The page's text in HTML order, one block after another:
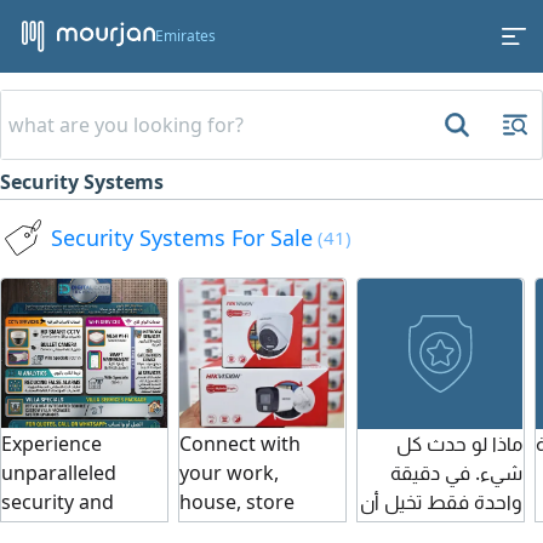
Emirates
Security Systems
Security Systems For Sale (41)
Experience
unparalleled
security and
connectivity with
Connect with
your work,
house, store
from your
ماذا لو حدث كل
شيء. في دقيقة
واحدة فقط تخيل أن
تدخل الى منزلك أو